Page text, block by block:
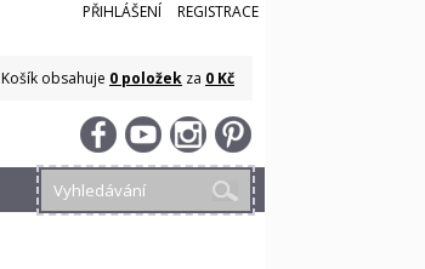
PŘIHLÁŠENÍ REGISTRACE
Košík obsahuje 0 položek za 0 Kč